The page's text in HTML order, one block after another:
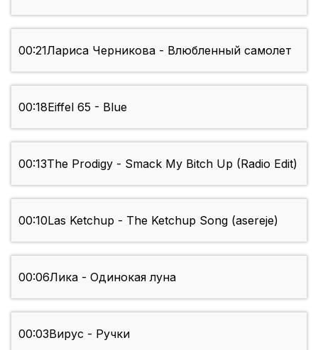
00:21Лариса Черникова - Влюбленный самолет
00:18Eiffel 65 - Blue
00:13The Prodigy - Smack My Bitch Up (Radio Edit)
00:10Las Ketchup - The Ketchup Song (asereje)
00:06Лика - Одинокая луна
00:03Вирус - Ручки